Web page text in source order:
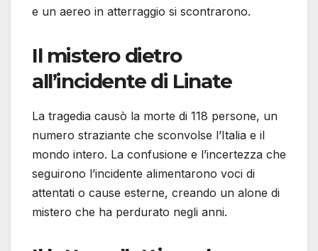
e un aereo in atterraggio si scontrarono.
Il mistero dietro
all’incidente di Linate
La tragedia causò la morte di 118 persone, un
numero straziante che sconvolse l’Italia e il
mondo intero. La confusione e l’incertezza che
seguirono l’incidente alimentarono voci di
attentati o cause esterne, creando un alone di
mistero che ha perdurato negli anni.